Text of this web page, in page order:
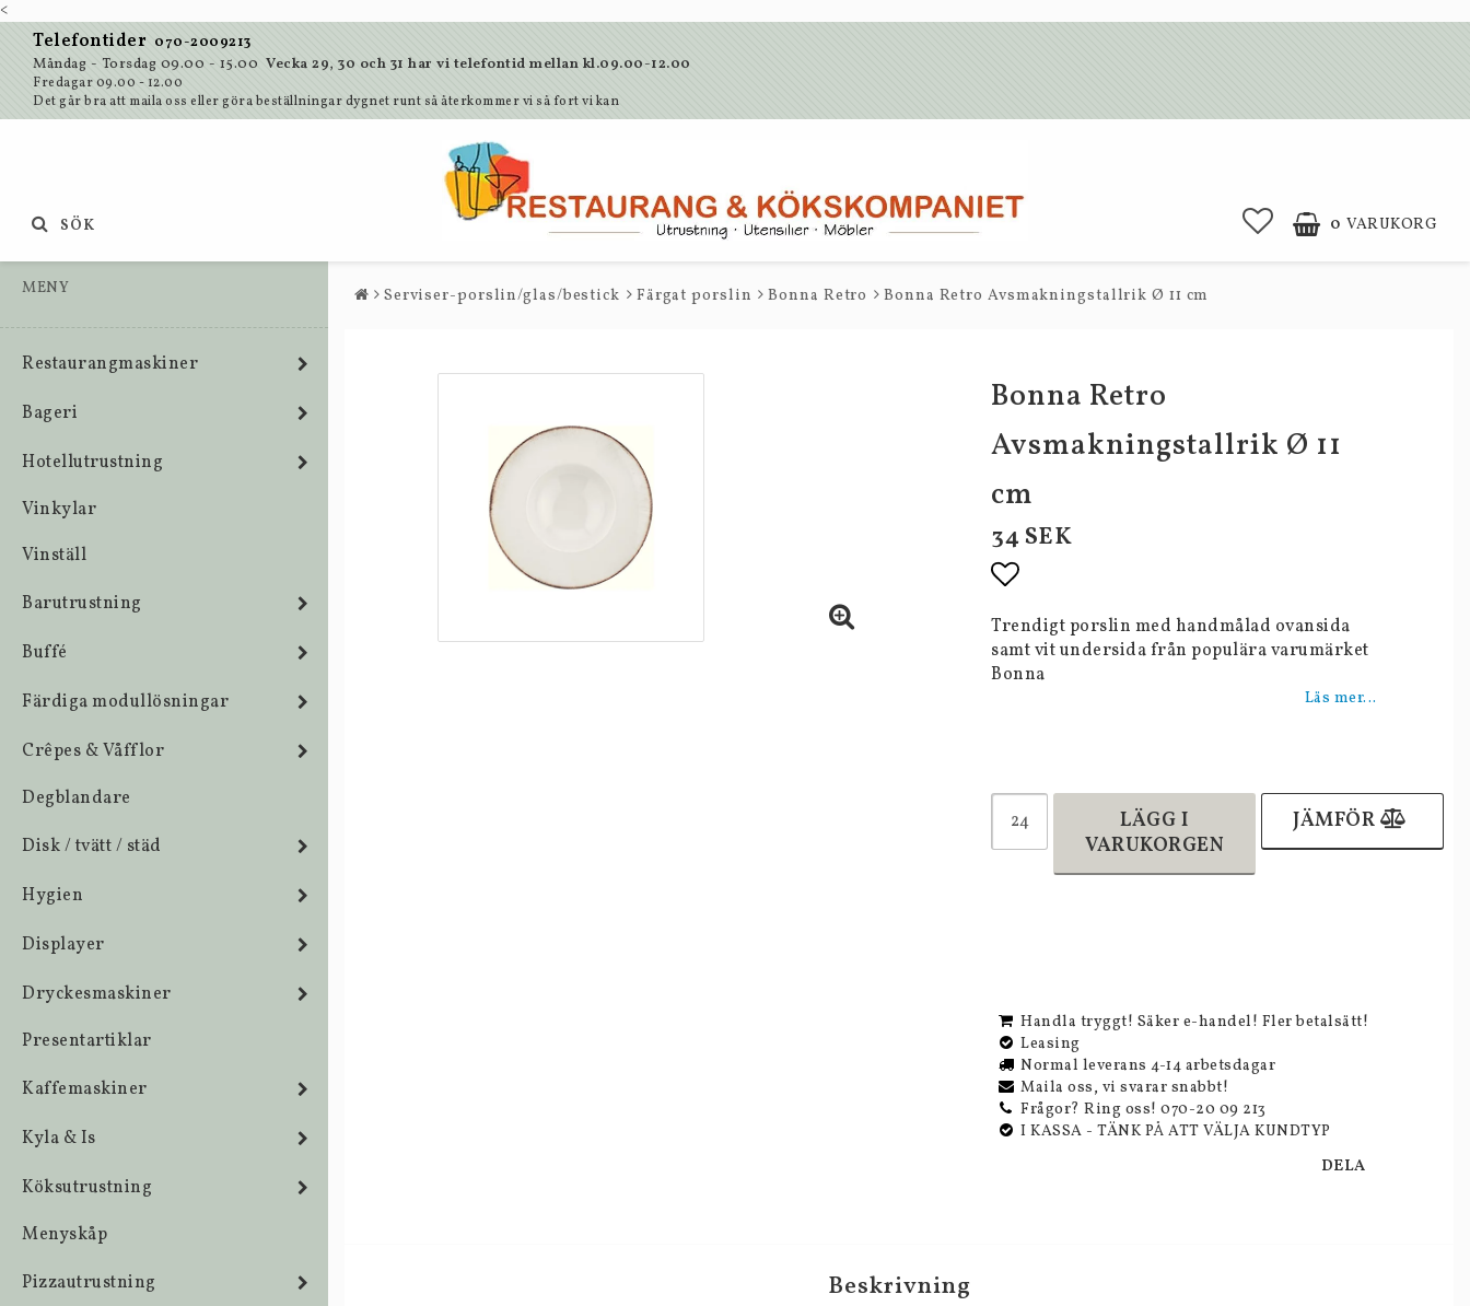
<
Telefontider 070-2009213
Måndag - Torsdag 09.00 - 15.00 Vecka 29, 30 och 31 har vi telefontid mellan kl.09.00-12.00
Fredagar 09.00 - 12.00
Det går bra att maila oss eller göra beställningar dygnet runt så återkommer vi så fort vi kan
0 VARUKORG
SÖK
MENY
Restaurangmaskiner
Bageri
Hotellutrustning
Vinkylar
Vinställ
Barutrustning
Buffé
Färdiga modullösningar
Crêpes & Våfflor
Degblandare
Disk / tvätt / städ
Hygien
Displayer
Dryckesmaskiner
Presentartiklar
Kaffemaskiner
Kyla & Is
Köksutrustning
Menyskåp
Pizzautrustning
Serviser-porslin/glas/bestick Färgat porslin Bonna Retro Bonna Retro Avsmakningstallrik Ø 11 cm
Bonna Retro
Avsmakningstallrik Ø 11
cm
34 SEK
Lägg till i favoritlistan
Trendigt porslin med handmålad ovansida
samt vit undersida från populära varumärket
Bonna
Läs mer...
LÄGG I
VARUKORGEN
JÄMFÖR
Handla tryggt! Säker e-handel! Fler betalsätt!
Leasing
Normal leverans 4-14 arbetsdagar
Maila oss, vi svarar snabbt!
Frågor? Ring oss! 070-20 09 213
I KASSA - TÄNK PÅ ATT VÄLJA KUNDTYP
DELA
Beskrivning